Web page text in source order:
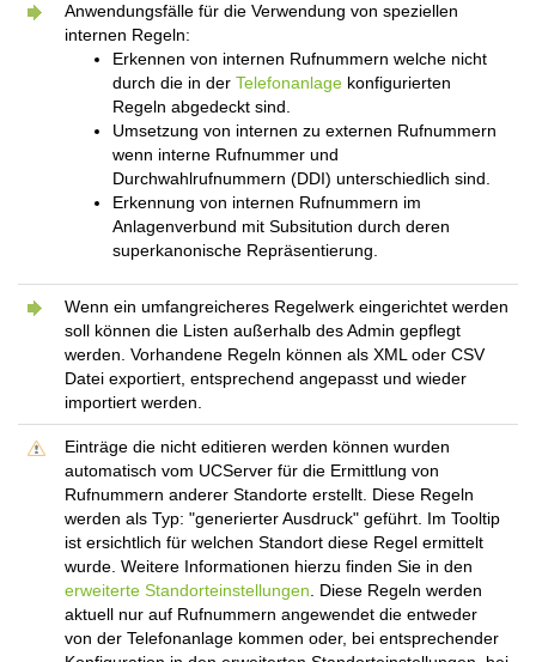
Anwendungsfälle für die Verwendung von speziellen
internen Regeln:
Erkennen von internen Rufnummern welche nicht
durch die in der Telefonanlage konfigurierten
Regeln abgedeckt sind.
Umsetzung von internen zu externen Rufnummern
wenn interne Rufnummer und
Durchwahlrufnummern (DDI) unterschiedlich sind.
Erkennung von internen Rufnummern im
Anlagenverbund mit Subsitution durch deren
superkanonische Repräsentierung.
Wenn ein umfangreicheres Regelwerk eingerichtet werden
soll können die Listen außerhalb des Admin gepflegt
werden. Vorhandene Regeln können als XML oder CSV
Datei exportiert, entsprechend angepasst und wieder
importiert werden.
Einträge die nicht editieren werden können wurden
automatisch vom UCServer für die Ermittlung von
Rufnummern anderer Standorte erstellt. Diese Regeln
werden als Typ: "generierter Ausdruck" geführt. Im Tooltip
ist ersichtlich für welchen Standort diese Regel ermittelt
wurde. Weitere Informationen hierzu finden Sie in den
erweiterte Standorteinstellungen . Diese Regeln werden
aktuell nur auf Rufnummern angewendet die entweder
von der Telefonanlage kommen oder, bei entsprechender